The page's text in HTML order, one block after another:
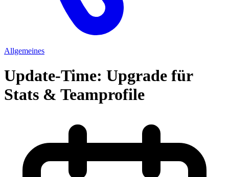
Allgemeines
Update-Time: Upgrade für
Stats & Teamprofile